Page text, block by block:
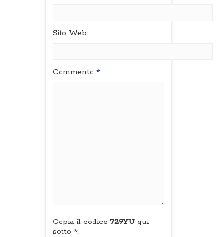
Sito Web:
Commento *:
Copia il codice 729YU qui
sotto *: